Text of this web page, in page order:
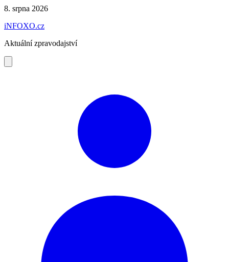
Preskočiť
obsah
8. srpna 2026
iNFOXO.cz
Aktuální zpravodajství